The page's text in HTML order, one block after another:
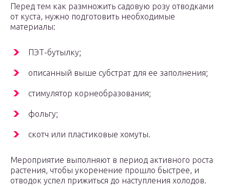
Перед тем как размножить садовую розу отводками
от куста, нужно подготовить необходимые
материалы:
ПЭТ-бутылку;
описанный выше субстрат для ее заполнения;
стимулятор корнеобразования;
фольгу;
скотч или пластиковые хомуты.
Мероприятие выполняют в период активного роста
растения, чтобы укоренение прошло быстрее, и
отводок успел прижиться до наступления холодов.